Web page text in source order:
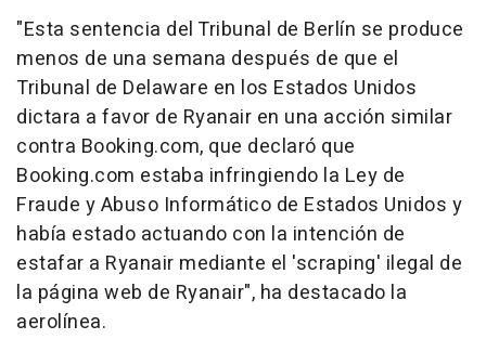
"Esta sentencia del Tribunal de Berlín se produce
menos de una semana después de que el
Tribunal de Delaware en los Estados Unidos
dictara a favor de Ryanair en una acción similar
contra Booking.com, que declaró que
Booking.com estaba infringiendo la Ley de
Fraude y Abuso Informático de Estados Unidos y
había estado actuando con la intención de
estafar a Ryanair mediante el 'scraping' ilegal de
la página web de Ryanair", ha destacado la
aerolínea.